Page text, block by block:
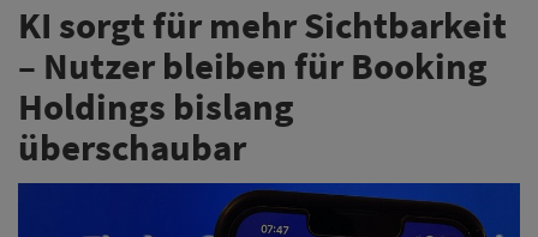
KI sorgt für mehr Sichtbarkeit
– Nutzer bleiben für Booking
Holdings bislang
überschaubar